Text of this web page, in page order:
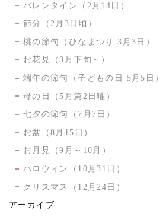
バレンタイン（2月14日）
節分（2月3日頃）
桃の節句（ひなまつり 3月3日）
お花見（3月下旬～）
端午の節句（子どもの日 5月5日）
母の日（5月第2日曜）
七夕の節句（7月7日）
お盆（8月15日）
お月見（9月～10月）
ハロウィン（10月31日）
クリスマス（12月24日）
アーカイブ